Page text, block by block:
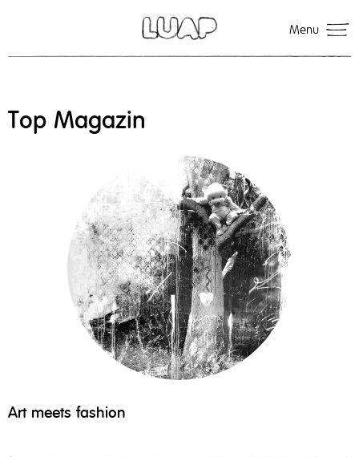
Menu
Top Magazin
Art meets fashion